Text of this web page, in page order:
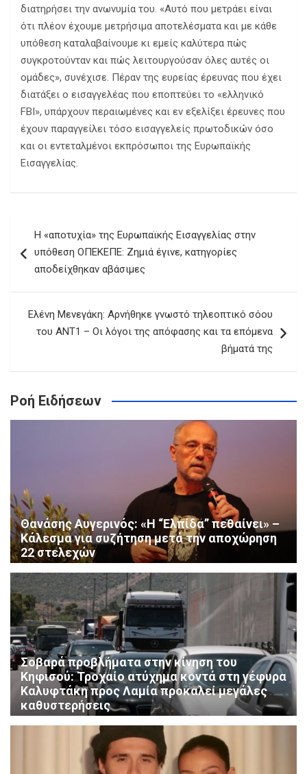
διατηρήσει την ανωνυμία του. «Αυτό που μετράει είναι
ότι πλέον έχουμε μετρήσιμα αποτελέσματα και με κάθε
υπόθεση καταλαβαίνουμε κι εμείς καλύτερα πώς
συγκροτούνταν και πώς λειτουργούσαν όλες αυτές οι
ομάδες», συνέχισε. Πέραν της ευρείας έρευνας που έχει
διατάξει ο εισαγγελέας που εποπτεύει το «ελληνικό
FBI», υπάρχουν περαιωμένες και εν εξελίξει έρευνες που
έχουν παραγγείλει τόσο εισαγγελείς πρωτοδικών όσο
και οι εντεταλμένοι εκπρόσωποι της Ευρωπαϊκής
Εισαγγελίας.
άρθρων
Η «αποτυχία» της Ευρωπαϊκής Εισαγγελίας στην
υπόθεση ΟΠΕΚΕΠΕ: Ζημιά έγινε, κατηγορίες
αποδείχθηκαν αβάσιμες
Ελένη Μενεγάκη: Αρνήθηκε γνωστό τηλεοπτικό σόου
του ΑΝΤ1 – Οι λόγοι της απόφασης και τα επόμενα
βήματά της
Ροή Ειδήσεων
Θανάσης Αυγερινός: «Η “Ελπίδα” πεθαίνει» –
Κάλεσμα για συζήτηση μετά την αποχώρηση
22 στελεχών
Σοβαρά προβλήματα στην κίνηση του
Κηφισού: Τροχαίο ατύχημα κοντά στη γέφυρα
Καλυφτάκη προς Λαμία προκαλεί μεγάλες
καθυστερήσεις